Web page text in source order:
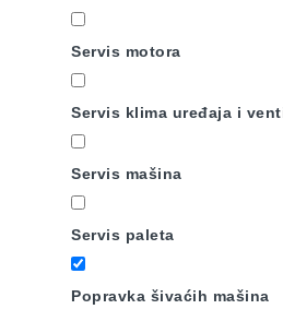
Servis motora
Servis klima uređaja i
Servis mašina
Servis paleta
Popravka šivaćih mašina